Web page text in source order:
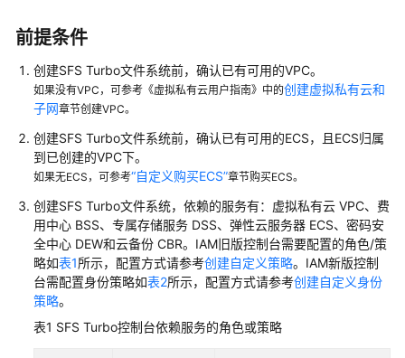
品
介
绍
费
说
明
快
速
入
门
用
前提条件
创建SFS Turbo文件系统前，确认已有可用的VPC。
如果没有VPC，可参考《虚拟私有云用户指南》中的创建虚拟私有云和
子网章节创建VPC。
创建SFS Turbo文件系统前，确认已有可用的ECS，且ECS归属
到已创建的VPC下。
如果无ECS，可参考“自定义购买ECS”章节购买ECS。
创建SFS Turbo文件系统，依赖的服务有：虚拟私有云 VPC、费
用中心 BSS、专属存储服务 DSS、弹性云服务器 ECS、密码安
全中心 DEW和云备份 CBR。IAM旧版控制台需要配置的角色/策
略如表1所示，配置方式请参考创建自定义策略。IAM新版控制
台需配置身份策略如表2所示，配置方式请参考创建自定义身份
策略。
表1 SFS Turbo控制台依赖服务的角色或策略